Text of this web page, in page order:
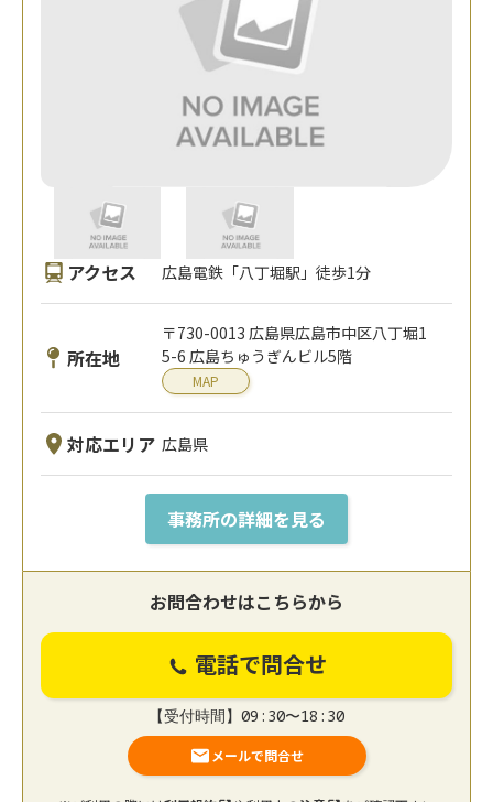
アクセス 広島電鉄「八丁堀駅」徒歩1分
所在地
〒730-0013 広島県広島市中区八丁堀1
5-6 広島ちゅうぎんビル5階
MAP
対応エリア 広島県
事務所の詳細を見る
お問合わせはこちらから
電話で問合せ
【受付時間】09:30〜18:30
メールで問合せ